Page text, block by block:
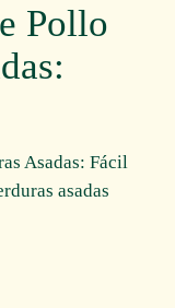
Pollo
Asadas: Fácil
asadas